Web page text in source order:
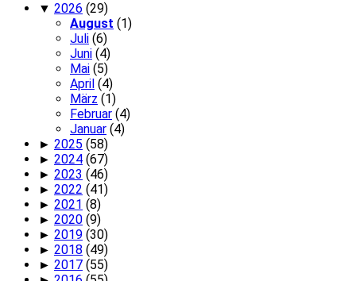
▼ 2026 (29)
August (1)
Juli (6)
Juni (4)
Mai (5)
April (4)
März (1)
Februar (4)
Januar (4)
► 2025 (58)
► 2024 (67)
► 2023 (46)
► 2022 (41)
► 2021 (8)
► 2020 (9)
► 2019 (30)
► 2018 (49)
► 2017 (55)